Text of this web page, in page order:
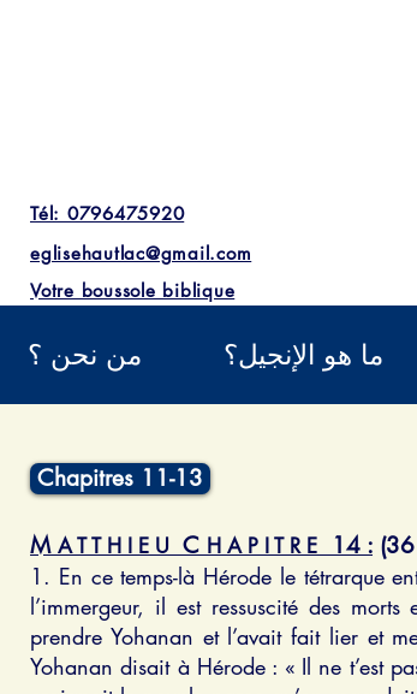
Tél: 0796475920
eglisehautlac@gmail.com
Votre boussole biblique
من نحن ؟ ما هو الإنجيل؟
Chapitres 11-13
M A T T H I E U C H A P I T R E 14 :
1. En ce temps-là Hérode le tétrarque
l’immergeur, il est ressuscité des
prendre Yohanan et l’avait fait lier et
Yohanan disait à Hérode : « Il ne t’est